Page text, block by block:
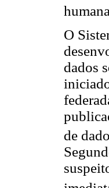
O
dados
de